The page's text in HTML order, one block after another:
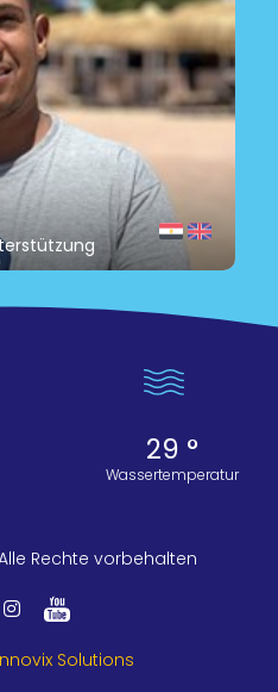
29 °
Wassertemperatur
Rechte vorbehalten
Solutions